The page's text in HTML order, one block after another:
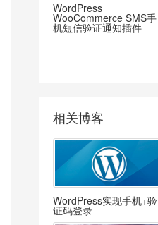
WordPress
WooCommerce SMS手
机短信验证通知插件
相关博客
WordPress实现手机+验
证码登录